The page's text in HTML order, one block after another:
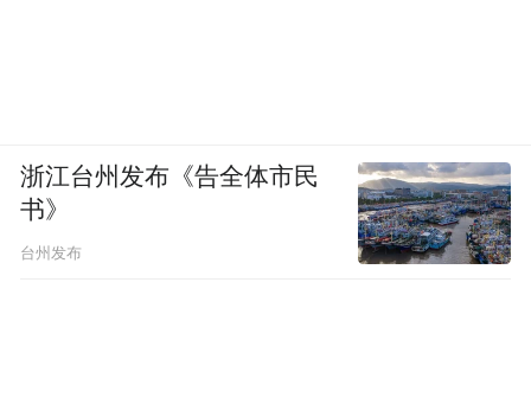
浙江台州发布《告全体市民
书》
台州发布